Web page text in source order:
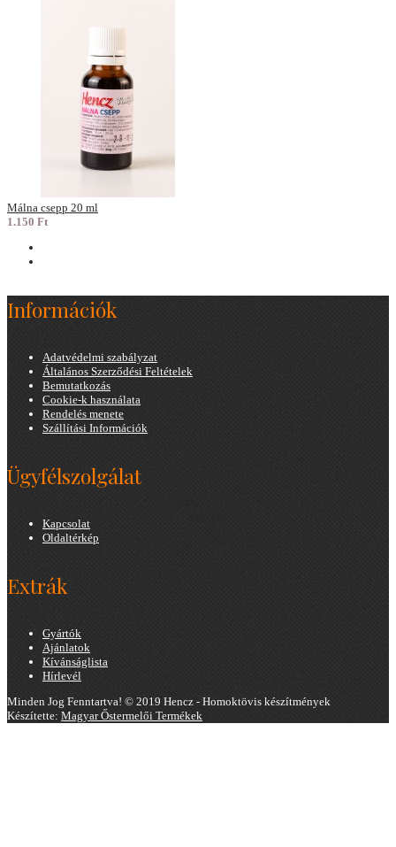
Málna csepp 20 ml
1.150 Ft
Információk
Adatvédelmi szabályzat
Általános Szerződési Feltételek
Bemutatkozás
Cookie-k használata
Rendelés menete
Szállítási Információk
Ügyfélszolgálat
Kapcsolat
Oldaltérkép
Extrák
Gyártók
Ajánlatok
Kívánságlista
Hírlevél
Minden Jog Fenntartva! © 2019 Hencz - Homoktövis készítmények
Készítette: Magyar Őstermelői Termékek